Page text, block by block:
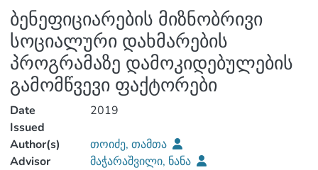
ბენეფიციარების მიზნობრივი
სოციალური დახმარების
პროგრამაზე დამოკიდებულების
გამომწვევი ფაქტორები
Date
Issued
2019
Author(s)
თოიძე, თამთა
Advisor
მაჭარაშვილი, ნანა